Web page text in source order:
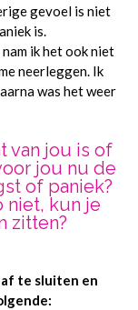
gevoel is niet
is.
ik het ook niet
neerleggen. Ik
was het weer
van jou is of
jou nu de
of paniek?
niet, kun je
zitten?
te sluiten en